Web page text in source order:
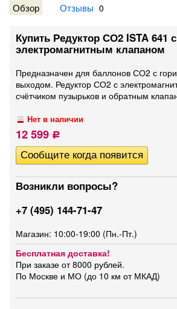
Обзор Отзывы 0
Купить Редуктор СО2 ISTA 641 с
электромагнитным клапаном
Предназначен для баллонов СО2 с
выходом. Редуктор СО2 с
счётчиком пузырьков и обратным
Нет в наличии
12 599 Р
Возникли вопросы?
+7 (495) 144-71-47
Магазин: 10:00-19:00 (Пн.-Пт.)
Бесплатная доставка!
При заказе от 8000 рублей.
По Москве и МО (до 10 км от МКАД)